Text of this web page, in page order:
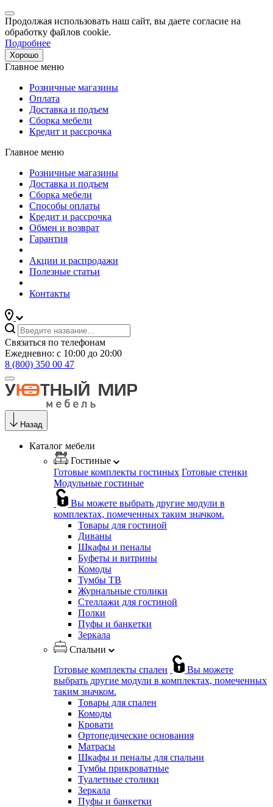
Продолжая использовать наш сайт, вы даете согласие на
обработку файлов cookie.
Подробнее
Хорошо
Главное меню
Розничные магазины
Оплата
Доставка и подъем
Сборка мебели
Кредит и рассрочка
Главное меню
Розничные магазины
Доставка и подъем
Сборка мебели
Способы оплаты
Кредит и рассрочка
Обмен и возврат
Гарантия
Акции и распродажи
Полезные статьи
Контакты
Связаться по телефонам
Ежедневно: с 10:00 до 20:00
8 (800) 350 00 47
Назад
Каталог мебели
Гостиные
Готовые комплекты гостиных Готовые стенки
Модульные гостиные
Вы можете выбрать другие модули в
комплектах, помеченных таким значком.
Товары для гостиной
Диваны
Шкафы и пеналы
Буфеты и витрины
Комоды
Тумбы ТВ
Журнальные столики
Стеллажи для гостиной
Полки
Пуфы и банкетки
Зеркала
Спальни
Готовые комплекты спален
Вы можете
выбрать другие модули в комплектах, помеченных
таким значком.
Товары для спален
Комоды
Кровати
Ортопедические основания
Матрасы
Шкафы и пеналы для спальни
Тумбы прикроватные
Туалетные столики
Зеркала
Пуфы и банкетки